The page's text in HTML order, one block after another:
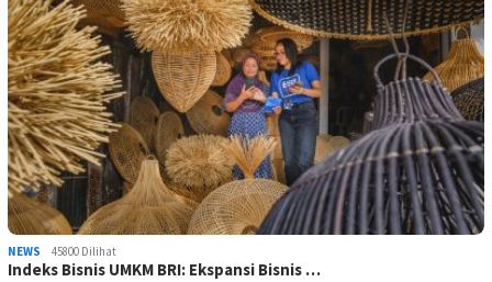
NEWS 45800 Dilihat
Indeks Bisnis UMKM BRI: Ekspansi Bisnis …